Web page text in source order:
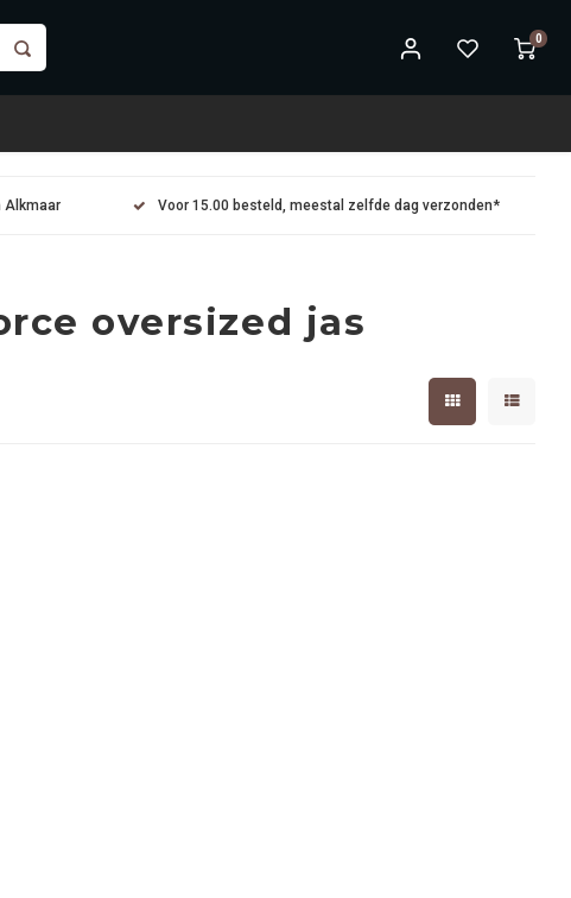
0
Alkmaar Voor 15.00 besteld, meestal zelfde dag verzonden*
oversized jas